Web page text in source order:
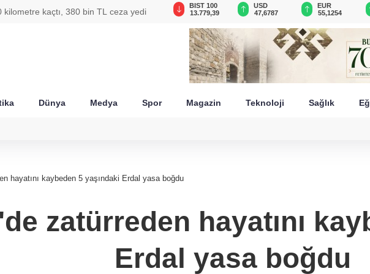
kilometre kaçtı, 380 bin TL ceza yedi
0,0018
6.660,55
BIST 100
13.779,39
USD
47,6787
EUR
55,1254
Dünya Medya Spor Magazin Teknoloji Sağlık
hayatını kaybeden 5 yaşındaki Erdal yasa boğdu
zatürreden hayatını
Erdal yasa boğdu